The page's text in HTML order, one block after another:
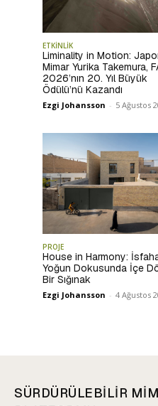
ETKİNLİK
Liminality in Motion:
Mimar Yurika Takemura,
2026’nın 20. Yıl Büyük
Ödülü’nü Kazandı
Ezgi Johansson - 5 Ağustos
PROJE
House in Harmony:
Yoğun Dokusunda İçe
Bir Sığınak
Ezgi Johansson - 4 Ağustos
SÜRDÜRÜLEBİLİR